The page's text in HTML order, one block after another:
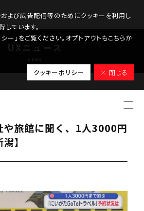
よび広告配信等のためにクッキーを利用し
ています。
ー」をご覧ください。オプトアウトもこちらか
クッキーポリシー × 閉じる
トラベル」予約状況
や旅館に聞く、1人3000円
】